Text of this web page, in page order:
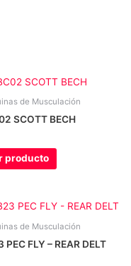
de Musculación
SCOTT BECH
producto
de Musculación
PEC FLY – REAR DELT